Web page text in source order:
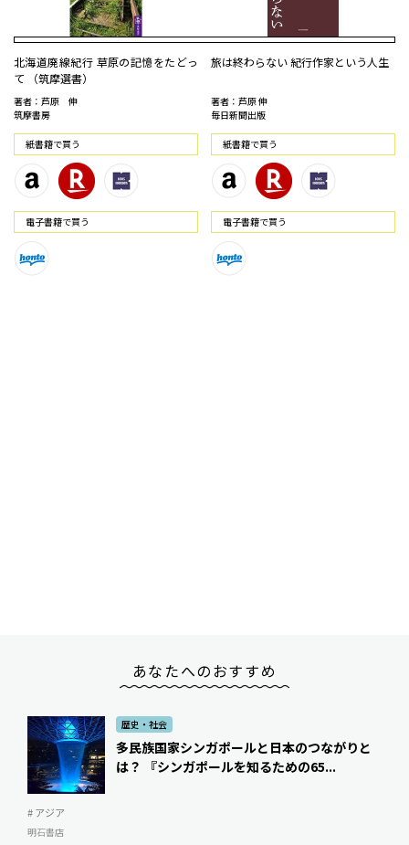
北海道廃線紀行 草原の記憶をたどっ
て （筑摩選書）
著者：芦原 伸
筑摩書房
紙書籍で買う
電⼦書籍で買う
旅は終わらない 紀行作家という人生
著者：芦原 伸
毎日新聞出版
紙書籍で買う
電⼦書籍で買う
あなたへのおすすめ
歴史・社会
多民族国家シンガポールと日本のつながりと
は？ ――『シンガポールを知るための65...
# アジア
明石書店